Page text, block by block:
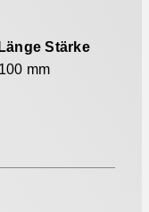
Stärke
mm